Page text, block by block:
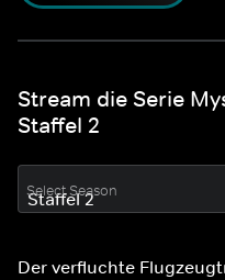
Stream die Serie
Staffel 2
Select Season
Der verfluchte